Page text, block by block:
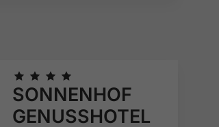
🞙 🞙 🞙 🞙
SONNENHOF
GENUSSHOTEL